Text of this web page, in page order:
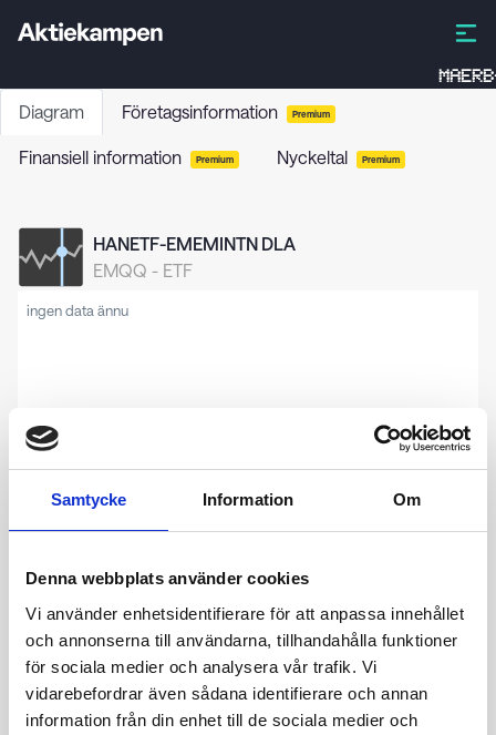
Samtycke Information Om
Denna webbplats använder cookies
Vi använder enhetsidentifierare för att anpassa innehållet
och annonserna till användarna, tillhandahålla funktioner
för sociala medier och analysera vår trafik. Vi
vidarebefordrar även sådana identifierare och annan
information från din enhet till de sociala medier och
Diagram Företagsinformation Premium
Finansiell information Premium Nyckeltal Premium
HANETF-EMEMINTN DLA
EMQQ - ETF
ingen data ännu
24t 7d 1m 3m 1å 5å